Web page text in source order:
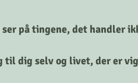
på tingene, det handler
til dig selv og livet, der er